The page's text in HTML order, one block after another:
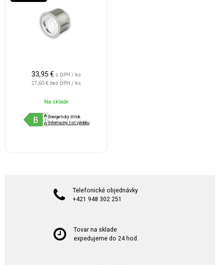
33,95 € s DPH / ks
27,60 € bez DPH / ks
Na sklade
Energetický štítok
Informačný list výrobku
Telefonické objednávky
+421 948 302 251
Tovar na sklade
expedujeme do 24 hod.